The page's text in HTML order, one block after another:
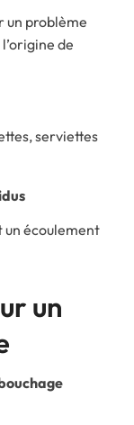
un problème
de
serviettes
écoulement
un